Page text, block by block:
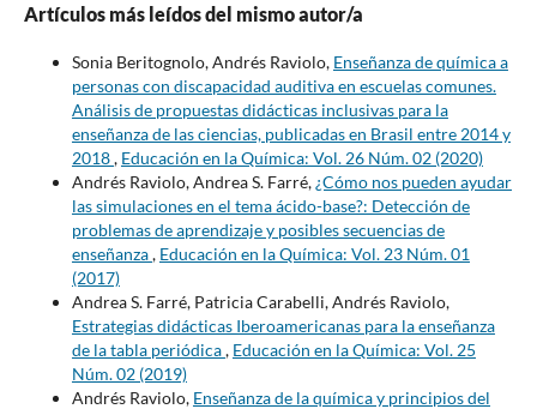
Artículos más leídos del mismo autor/a
Sonia Beritognolo, Andrés Raviolo, Enseñanza de química a
personas con discapacidad auditiva en escuelas comunes.
Análisis de propuestas didácticas inclusivas para la
enseñanza de las ciencias, publicadas en Brasil entre 2014 y
2018, Educación en la Química: Vol. 26 Núm. 02 (2020)
Andrés Raviolo, Andrea S. Farré,¿Cómo nos pueden ayudar
las simulaciones en el tema ácido-base?: Detección de
problemas de aprendizaje y posibles secuencias de
enseñanza, Educación en la Química: Vol. 23 Núm. 01
(2017)
Andrea S. Farré, Patricia Carabelli, Andrés Raviolo,
Estrategias didácticas Iberoamericanas para la enseñanza
de la tabla periódica, Educación en la Química: Vol. 25
Núm. 02 (2019)
Andrés Raviolo, Enseñanza de la química y principios del